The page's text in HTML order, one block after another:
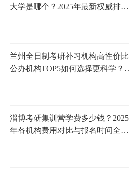
大学是哪个？2025年最新权威排
兰州全日制考研补习机构高性价比
公办机构TOP5如何选择更科学？
淄博考研集训营学费多少钱？2025
年各机构费用对比与报名时间全攻